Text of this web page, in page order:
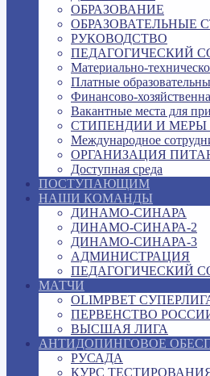
ОБРАЗОВАНИЕ
ОБРАЗОВАТЕЛЬНЫЕ
РУКОВОДСТВО
ПЕДАГОГИЧЕСКИЙ
Материально-
Платные
Финансово-
Вакантные места для
СТИПЕНДИИ И
Международное
ОРГАНИЗАЦИЯ
Доступная среда
ПОСТУПАЮЩИМ
НАШИ КОМАНДЫ
ДИНАМО-СИНАРА
ДИНАМО-СИНАРА-2
ДИНАМО-СИНАРА-3
АДМИНИСТРАЦИЯ
ПЕДАГОГИЧЕСКИЙ
МАТЧИ
OLIMPBET
ПЕРВЕНСТВО
ВЫСШАЯ ЛИГА
АНТИДОПИНГОВОЕ
РУСАДА
КУРС